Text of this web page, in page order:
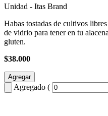
Unidad - Itas Brand
Habas tostadas de cultivos
de vidrio para tener en tu
gluten.
$38.000
Agregar
Agregado (